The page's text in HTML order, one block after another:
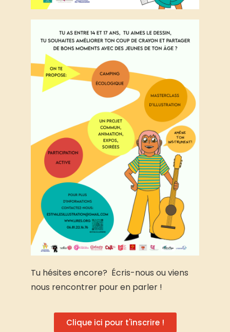
Tu hésites encore? Écris-nous ou viens
nous rencontrer pour en parler !
Clique ici pour t'inscrire !